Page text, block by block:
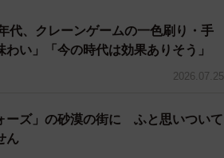
のリンゴジュースです。
代、クレーンゲームの一色刷り・手
い」「今の時代は効果ありそう」
2026.07.25
ーズ」の砂漠の街に ふと思いついて
ん